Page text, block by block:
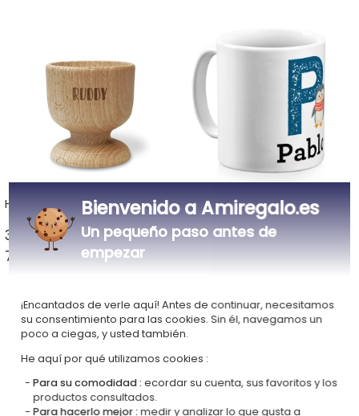
Hueveras grabadas
3 ideas a partir de
7,90 € >
Tazas con nombre
34 ideas a partir de
13,90 € >
Bienvenido a Amiregalo.es
Un pequeño paso antes de
empezar
¡Encantados de verle aquí! Antes de continuar, necesitamos
su consentimiento para las cookies. Sin él, navegamos un
poco a ciegas, y usted también.
He aquí por qué utilizamos cookies :
Para su comodidad : ecordar su cuenta, sus favoritos y los
productos consultados.
Para hacerlo mejor :medir y analizar lo que gusta a